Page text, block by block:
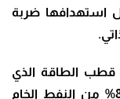
استهدافها ضربة
قطب الطاقة الذي
يضم 22 مجمعاً للبتروكيماويات وينتج 80% من النفط الخام